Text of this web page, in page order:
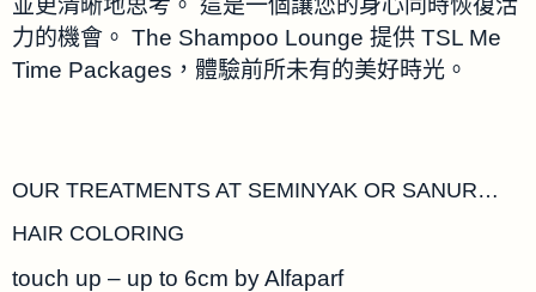
並更清晰地思考。 這是一個讓您的身心同時恢復活
力的機會。 The Shampoo Lounge 提供 TSL Me
Time Packages，體驗前所未有的美好時光。
OUR TREATMENTS AT SEMINYAK OR SANUR…
HAIR COLORING
touch up – up to 6cm by Alfaparf